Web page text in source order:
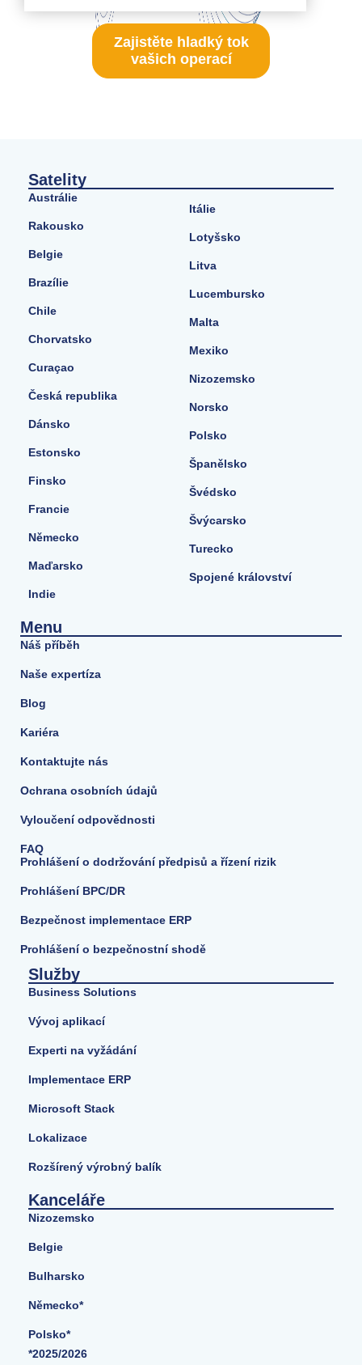
Zajistěte hladký tok
vašich operací
Satelity
Austrálie
Rakousko
Belgie
Brazílie
Chile
Chorvatsko
Curaçao
Česká republika
Dánsko
Estonsko
Finsko
Francie
Německo
Maďarsko
Indie
Itálie
Lotyšsko
Litva
Lucembursko
Malta
Mexiko
Nizozemsko
Norsko
Polsko
Španělsko
Švédsko
Švýcarsko
Turecko
Spojené království
Menu
Náš příběh
Naše expertíza
Blog
Kariéra
Kontaktujte nás
Ochrana osobních údajů
Vyloučení odpovědnosti
FAQ
Prohlášení o dodržování předpisů a řízení rizik
Prohlášení BPC/DR
Bezpečnost implementace ERP
Prohlášení o bezpečnostní shodě
Služby
Business Solutions
Vývoj aplikací
Experti na vyžádání
Implementace ERP
Microsoft Stack
Lokalizace
Rozšírený výrobný balík
Kanceláře
Nizozemsko
Belgie
Bulharsko
Německo*
Polsko*
*2025/2026